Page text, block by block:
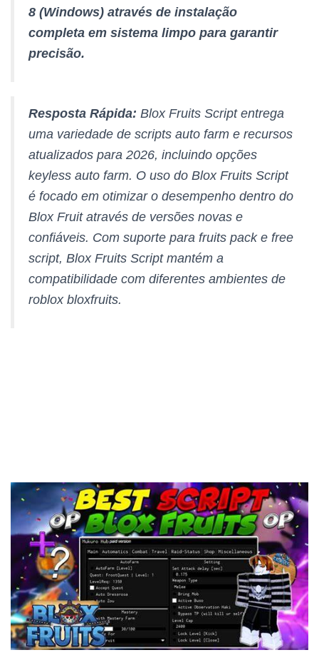
8 (Windows) através de instalação
completa em sistema limpo para garantir
precisão.
Resposta Rápida: Blox Fruits Script entrega
uma variedade de scripts auto farm e recursos
atualizados para 2026, incluindo opções
keyless auto farm. O uso do Blox Fruits Script
é focado em otimizar o desempenho dentro do
Blox Fruit através de versões novas e
confiáveis. Com suporte para fruits pack e free
script, Blox Fruits Script mantém a
compatibilidade com diferentes ambientes de
roblox bloxfruits.